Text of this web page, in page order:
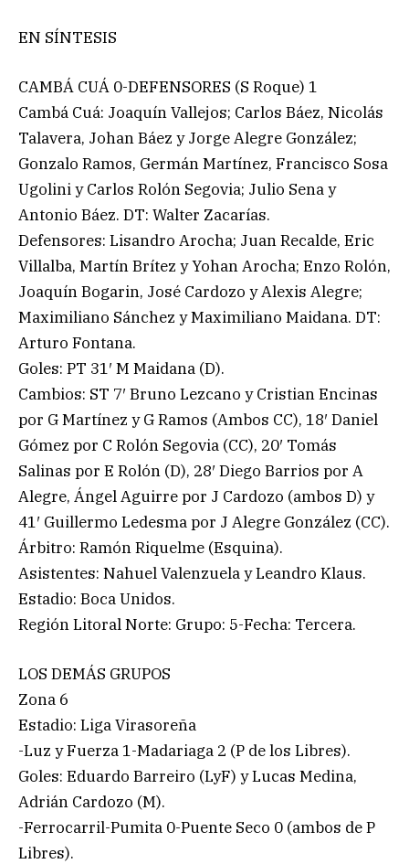
EN SÍNTESIS
CAMBÁ CUÁ 0-DEFENSORES (S Roque) 1
Cambá Cuá: Joaquín Vallejos; Carlos Báez, Nicolás
Talavera, Johan Báez y Jorge Alegre González;
Gonzalo Ramos, Germán Martínez, Francisco Sosa
Ugolini y Carlos Rolón Segovia; Julio Sena y
Antonio Báez. DT: Walter Zacarías.
Defensores: Lisandro Arocha; Juan Recalde, Eric
Villalba, Martín Brítez y Yohan Arocha; Enzo Rolón,
Joaquín Bogarin, José Cardozo y Alexis Alegre;
Maximiliano Sánchez y Maximiliano Maidana. DT:
Arturo Fontana.
Goles: PT 31′ M Maidana (D).
Cambios: ST 7′ Bruno Lezcano y Cristian Encinas
por G Martínez y G Ramos (Ambos CC), 18′ Daniel
Gómez por C Rolón Segovia (CC), 20′ Tomás
Salinas por E Rolón (D), 28′ Diego Barrios por A
Alegre, Ángel Aguirre por J Cardozo (ambos D) y
41′ Guillermo Ledesma por J Alegre González (CC).
Árbitro: Ramón Riquelme (Esquina).
Asistentes: Nahuel Valenzuela y Leandro Klaus.
Estadio: Boca Unidos.
Región Litoral Norte: Grupo: 5-Fecha: Tercera.
LOS DEMÁS GRUPOS
Zona 6
Estadio: Liga Virasoreña
-Luz y Fuerza 1-Madariaga 2 (P de los Libres).
Goles: Eduardo Barreiro (LyF) y Lucas Medina,
Adrián Cardozo (M).
-Ferrocarril-Pumita 0-Puente Seco 0 (ambos de P
Libres).